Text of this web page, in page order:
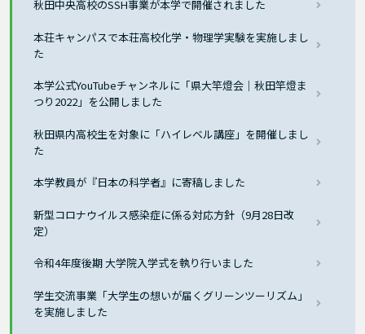
秋田中央高校のSSH事業が本学で開催されました
本荘キャンパスで本荘高校化学・物理学実験を実施しまし
た
本学公式YouTubeチャンネルに「県大竿燈会｜秋田竿燈ま
つり2022」を公開しました
秋田県内高校生を対象に「ハイレベル講座」を開催しまし
た
本学教員が『日本の科学者』に寄稿しました
新型コロナウイルス感染症に係る対応方針（9月28日改
定）
令和4年度後期 大学院入学式を執り行いました
学生交流事業「大学生の想いが届くグリーンツーリズム」
を実施しました